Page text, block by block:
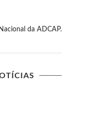
da ADCAP.